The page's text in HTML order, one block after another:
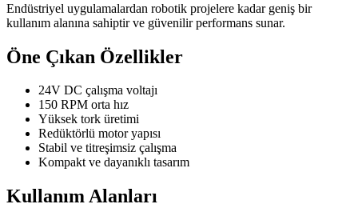
Endüstriyel uygulamalardan robotik projelere kadar geniş bir
kullanım alanına sahiptir ve güvenilir performans sunar.
Öne Çıkan Özellikler
24V DC çalışma voltajı
150 RPM orta hız
Yüksek tork üretimi
Redüktörlü motor yapısı
Stabil ve titreşimsiz çalışma
Kompakt ve dayanıklı tasarım
Kullanım Alanları